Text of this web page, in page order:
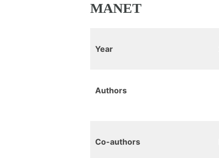
MANET
Year
Authors
Co-authors